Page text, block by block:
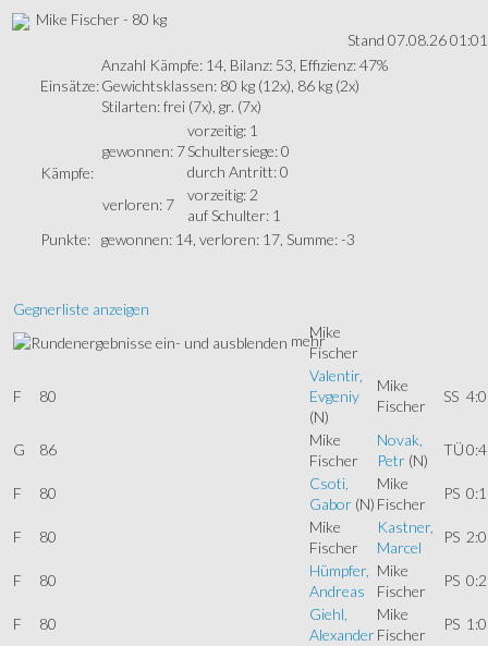
Mike Fischer - 80 kg
Stand 07.08.26 01:01
Einsätze:
Anzahl Kämpfe: 14, Bilanz: 53, Effizienz: 47%
Gewichtsklassen: 80 kg (12x), 86 kg (2x)
Stilarten: frei (7x), gr. (7x)
Kämpfe:
gewonnen: 7
vorzeitig: 1
Schultersiege: 0
durch Antritt: 0
verloren: 7
vorzeitig: 2
auf Schulter: 1
Punkte: gewonnen: 14, verloren: 17, Summe: -3
Gegnerliste anzeigen
mehrMike
Fischer
F 80
Valentir,
Evgeniy
(N)
Mike
Fischer
SS 4:0
G 86
Mike
Fischer
Novak,
Petr (N)
TÜ0:4
F 80
Csoti,
Gabor (N)
Mike
Fischer
PS 0:1
F 80
Mike
Fischer
Kastner,
Marcel
PS 2:0
F 80
Hümpfer,
Andreas
Mike
Fischer
PS 0:2
F 80
Giehl,
Alexander
Mike
Fischer
PS 1:0